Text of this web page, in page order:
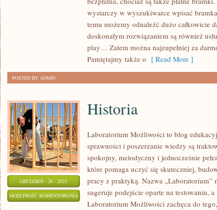
ZAREKLAMOWAĆ
wystarczy w wyszukiwarce wpisać
temu możemy odnaleźć dużo całkowicie
doskonałym rozwiązaniem są również
play… Zatem można najzupełniej za
Pamiętajmy także o [ Read More ]
POSTED BY ADMIN
GRUDZIEŃ - 28 - 2025
MOŻLIWOŚĆ KOMENTOWANIA HISTORIA
Historia
Laboratorium Możliwości to blog
sprawności i poszerzanie wiedzy są
spokojny, metodyczny i jednocześnie
które pomaga uczyć się skuteczniej,
pracy z praktyką. Nazwa „Laboratorium”
sugeruje podejście oparte na testowaniu,
Laboratorium Możliwości zachęca do